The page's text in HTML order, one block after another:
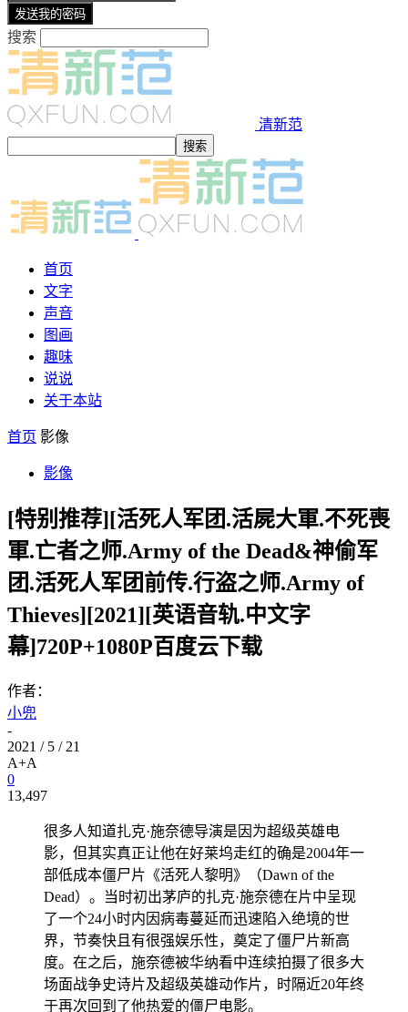
搜索
清新范
首页
文字
声音
图画
趣味
说说
关于本站
首页 影像
影像
[特别推荐][活死人军团.活屍大軍.不死喪
軍.亡者之师.Army of the Dead&神偷军
团.活死人军团前传.行盗之师.Army of
Thieves][2021][英语音轨.中文字
幕]720P+1080P百度云下载
作者：
小兜
-
2021 / 5 / 21
A+A
0
13,497
很多人知道扎克·施奈德导演是因为超级英雄电
影，但其实真正让他在好莱坞走红的确是2004年一
部低成本僵尸片《活死人黎明》（Dawn of the
Dead）。当时初出茅庐的扎克·施奈德在片中呈现
了一个24小时内因病毒蔓延而迅速陷入绝境的世
界，节奏快且有很强娱乐性，奠定了僵尸片新高
度。在之后，施奈德被华纳看中连续拍摄了很多大
场面战争史诗片及超级英雄动作片，时隔近20年终
于再次回到了他热爱的僵尸电影。